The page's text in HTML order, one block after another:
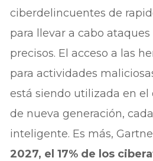
ciberdelincuentes de
para llevar a cabo
precisos. El acceso a las
para actividades
está siendo utilizada en
de nueva generación,
inteligente. Es más,
2027, el 17% de los